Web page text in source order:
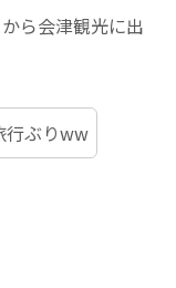
ら会津観光に出
行ぶりww